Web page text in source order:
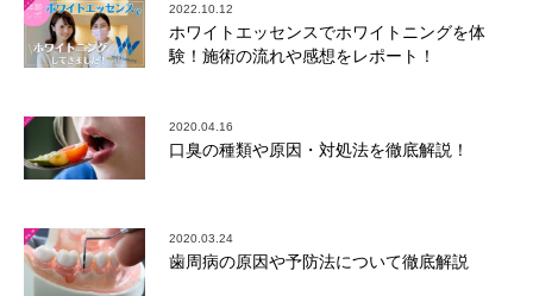
2022.10.12
ホワイトエッセンスでホワイトニングを体
験！施術の流れや感想をレポート！
2020.04.16
口臭の種類や原因・対処法を徹底解説！
2020.03.24
歯周病の原因や予防法について徹底解説